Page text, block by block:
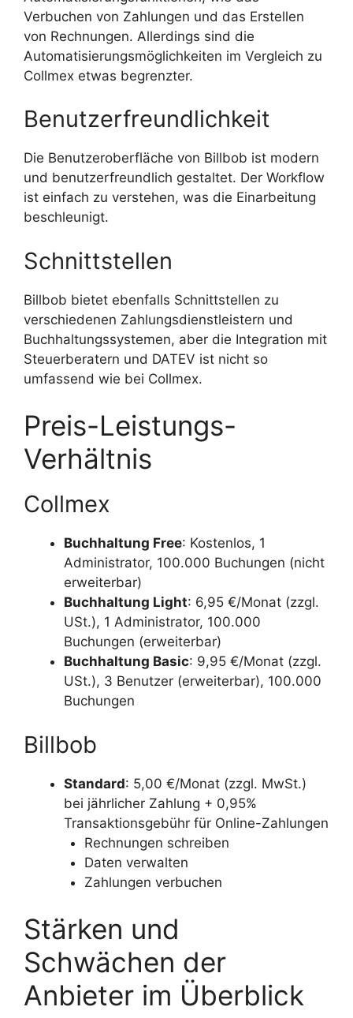
Verbuchen von Zahlungen und das Erstellen
von Rechnungen. Allerdings sind die
Automatisierungsmöglichkeiten im Vergleich zu
Collmex etwas begrenzter.
Benutzerfreundlichkeit
Die Benutzeroberfläche von Billbob ist modern
und benutzerfreundlich gestaltet. Der Workflow
ist einfach zu verstehen, was die Einarbeitung
beschleunigt.
Schnittstellen
Billbob bietet ebenfalls Schnittstellen zu
verschiedenen Zahlungsdienstleistern und
Buchhaltungssystemen, aber die Integration mit
Steuerberatern und DATEV ist nicht so
umfassend wie bei Collmex.
Preis-Leistungs-
Verhältnis
Collmex
Buchhaltung Free: Kostenlos, 1
Administrator, 100.000 Buchungen (nicht
erweiterbar)
Buchhaltung Light: 6,95 €/Monat (zzgl.
USt.), 1 Administrator, 100.000
Buchungen (erweiterbar)
Buchhaltung Basic: 9,95 €/Monat (zzgl.
USt.), 3 Benutzer (erweiterbar), 100.000
Buchungen
Billbob
Standard: 5,00 €/Monat (zzgl. MwSt.)
bei jährlicher Zahlung + 0,95%
Transaktionsgebühr für Online-Zahlungen
Rechnungen schreiben
Daten verwalten
Zahlungen verbuchen
Stärken und
Schwächen der
Anbieter im Überblick